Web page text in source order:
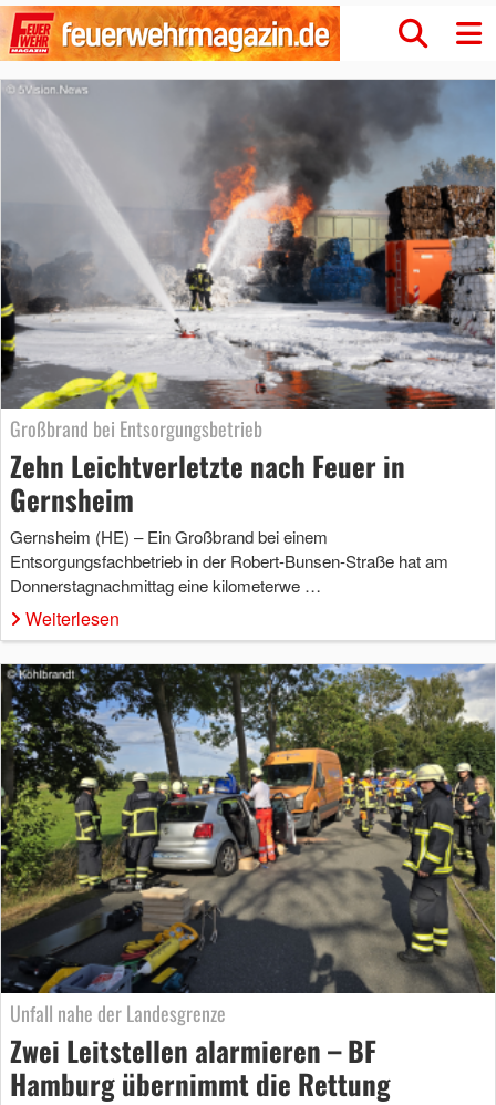
Großbrand bei Entsorgungsbetrieb
Zehn Leichtverletzte nach Feuer in
Gernsheim
Gernsheim (HE) – Ein Großbrand bei einem
Entsorgungsfachbetrieb in der Robert-Bunsen-Straße hat am
Donnerstagnachmittag eine kilometerwe …
Weiterlesen
Unfall nahe der Landesgrenze
Zwei Leitstellen alarmieren – BF
Hamburg übernimmt die Rettung